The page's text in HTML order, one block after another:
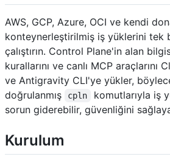
AWS, GCP, Azure, OCI ve kendi
konteynerleştirilmiş iş yüklerini tek
çalıştırın. Control Plane'in alan
kurallarını ve canlı MCP araçlarını
ve Antigravity CLI'ye yükler,
doğrulanmış
cpln
komutlarıyla iş
sorun giderebilir, güvenliğini
Kurulum